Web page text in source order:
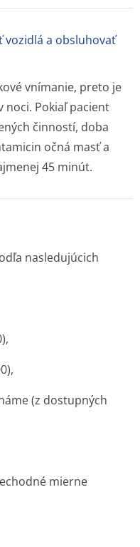
vozidlá a obsluhovať
vnímanie, preto je
noci. Pokiaľ pacient
činností, doba
očná masť a
45 minút.
nasledujúcich
(z dostupných
mierne